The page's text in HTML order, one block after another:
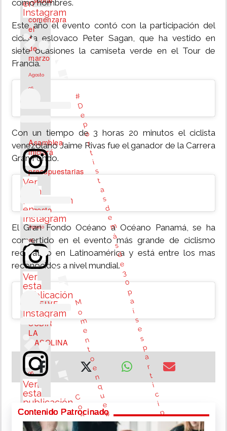
2027
comenzará
el
1
de
marzo
Agosto
06,
Asamblea
iniciará
vistas
presupuestarias
el
agosto
Agosto
06,
2026
¡APRIETEN!
VUELVE
A
SUBIR
LA
GASOLINA
Agosto
06,
2026
Extensión
en
Instagram
#
D
e
p
o
r
t
i
s
t
a
s
d
e
m
á
s
d
e
3
0
p
a
í
s
e
s
p
a
r
t
i
c
i
p
a
como hombres.
Este año el evento contó con la participación del
ciclista eslovaco Peter Sagan, que ha vestido en
siete ocasiones la camiseta verde en el Tour de
Francia.
Ver
esta
publicación
en
Instagram
M
o
m
e
n
t
o
e
n
q
u
e
#
P
Con un tiempo de 3 horas 20 minutos el ciclista
venezolano Jaime Rivas fue el ganador de la Carrera
Gran Fondo.
Ver
esta
publicación
Instagram
C
o
n
El Gran Fondo Océano a Océano Panamá, se ha
convertido en el evento más grande de ciclismo
recreativo en Latinoamérica y está entre los mas
reconocidos a nivel mundial.
Ver
esta
publicación
en
Instagram
Contenido Patrocinado